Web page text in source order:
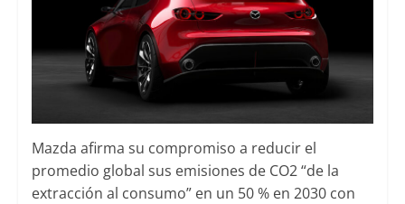
Mazda afirma su compromiso a reducir el
promedio global sus emisiones de CO2 “de la
extracción al consumo” en un 50 % en 2030 con